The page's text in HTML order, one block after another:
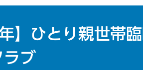
】ひとり親世帯
ラブ